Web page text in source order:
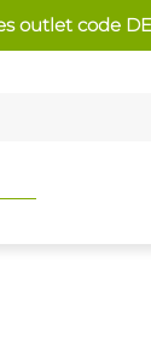
outlet code